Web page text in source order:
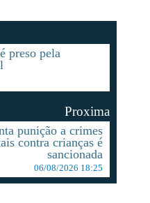
preso pela
Proxima
punição a crimes
contra crianças é
sancionada
06/08/2026 18:25